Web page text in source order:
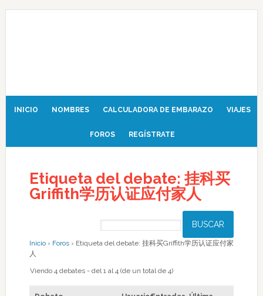
INICIO NOMBRES CALCULADORA DE EMBARAZO VIAJES
FOROS REGÍSTRATE
Etiqueta del debate: 挂科买
Griffith学历认证应付家人
Inicio › Foros › Etiqueta del debate: 挂科买Griffith学历认证应付家
人
Viendo 4 debates - del 1 al 4 (de un total de 4)